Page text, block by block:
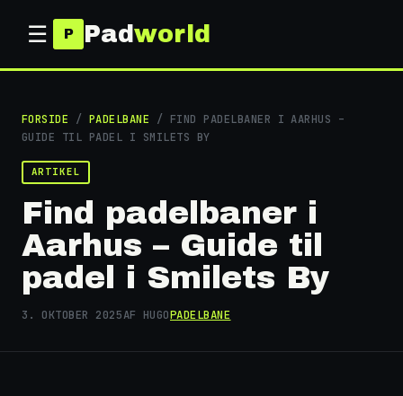
☰ Pad world
FORSIDE / PADELBANE / FIND PADELBANER I AARHUS –
GUIDE TIL PADEL I SMILETS BY
ARTIKEL
Find padelbaner i
Aarhus – Guide til
padel i Smilets By
3. OKTOBER 2025AF HUGOPADELBANE